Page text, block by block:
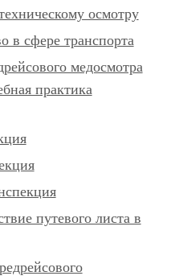
осмотру
в сфере транспорта
медосмотра
практика
путевого листа в